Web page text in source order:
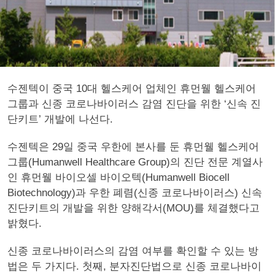
수젠텍이 중국 10대 헬스케어 업체인 휴먼웰 헬스케어
그룹과 신종 코로나바이러스 감염 진단을 위한 ‘신속 진
단키트’ 개발에 나선다.
수젠텍은 29일 중국 우한에 본사를 둔 휴먼웰 헬스케어
그룹(Humanwell Healthcare Group)의 진단 전문 계열사
인 휴먼웰 바이오셀 바이오텍(Humanwell Biocell
Biotechnology)과 우한 폐렴(신종 코로나바이러스) 신속
진단키트의 개발을 위한 양해각서(MOU)를 체결했다고
밝혔다.
신종 코로나바이러스의 감염 여부를 확인할 수 있는 방
법은 두 가지다. 첫째, 분자진단법으로 신종 코로나바이